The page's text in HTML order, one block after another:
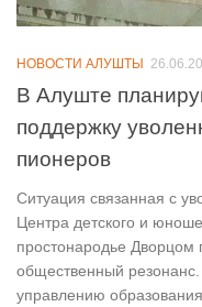
НОВОСТИ АЛУШТЫ
В Алуште
поддержку
пионеров
Ситуация связанная с
Центра детского и
простонародье Дворцом
общественный
управлению